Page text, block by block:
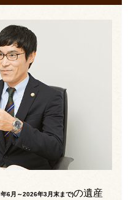
6月～2026年3月末まで)の遺産